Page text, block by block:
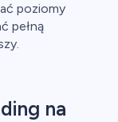
poziomy
pełną
na